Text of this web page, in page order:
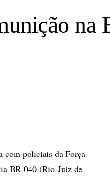
na
com policiais da Força
BR-040 (Rio-Juiz de